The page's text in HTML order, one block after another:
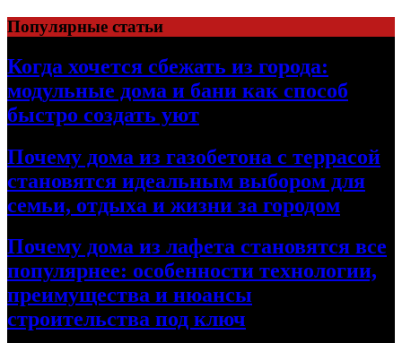
Перейти
к
содержимому
Популярные статьи
Когда хочется сбежать из города:
модульные дома и бани как способ
быстро создать уют
Почему дома из газобетона с террасой
становятся идеальным выбором для
семьи, отдыха и жизни за городом
Почему дома из лафета становятся все
популярнее: особенности технологии,
преимущества и нюансы
строительства под ключ